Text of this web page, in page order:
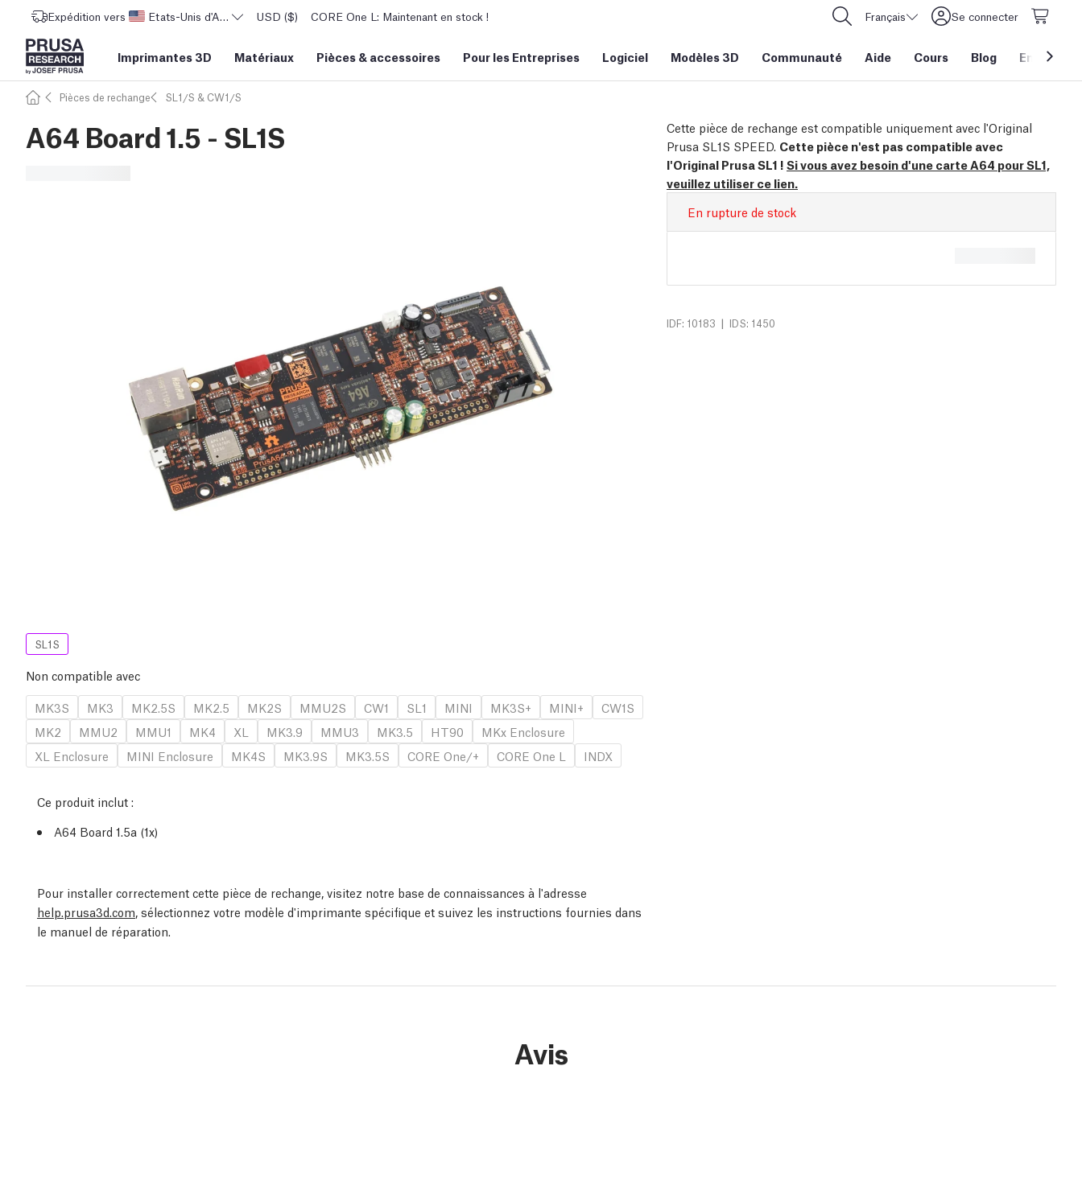
Expédition vers Etats-Unis d'AmériqueUSD ($) CORE One L: Maintenant en stock ! Français Se connecter
Imprimantes 3D Matériaux Pièces & accessoires Pour les Entreprises Logiciel Modèles 3D Communauté Aide Cours Blog Entreprise
Pièces de rechange SL1/S & CW1/S
A64 Board 1.5 - SL1S
Cette pièce de rechange est compatible uniquement avec l'Original
Prusa SL1S SPEED. Cette pièce n'est pas compatible avec
l'Original Prusa SL1 ! Si vous avez besoin d'une carte A64 pour SL1,
veuillez utiliser ce lien.
En rupture de stock
IDF: 10183 | IDS: 1450
SL1S
Non compatible avec
MK3S
MK3 MK2.5S MK2.5 MK2S MMU2S CW1 SL1 MINI MK3S+ MINI+
CW1S
MK2
MMU2 MMU1 MK4 XL MK3.9 MMU3 MK3.5 HT90
MKx Enclosure
XL Enclosure
MINI Enclosure MK4S MK3.9S MK3.5S CORE One/+ CORE One L INDX
Ce produit inclut :
A64 Board 1.5a (1x)
Pour installer correctement cette pièce de rechange, visitez notre base de connaissances à l'adresse
help.prusa3d.com, sélectionnez votre modèle d'imprimante spécifique et suivez les instructions fournies dans
le manuel de réparation.
Avis